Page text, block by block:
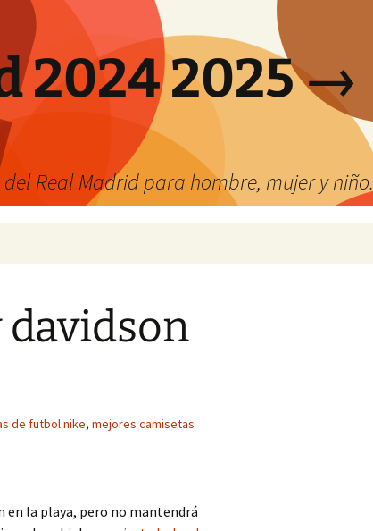
2024 2025 →
Real Madrid para hombre, mujer y niño.
de futbol nike, mejores camisetas
en la playa, pero no mantendrá